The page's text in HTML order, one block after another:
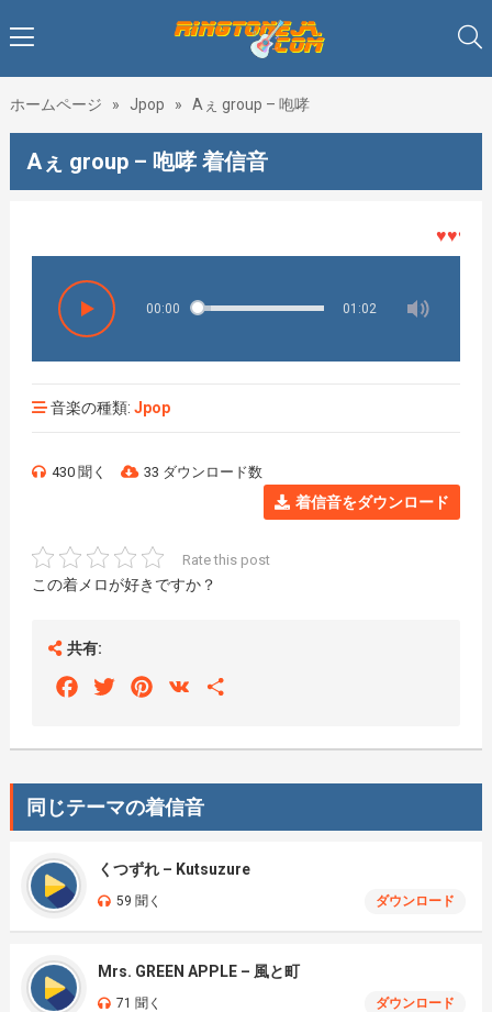
ホームページ » Jpop » Aぇ group – 咆哮
Aぇ group – 咆哮 着信音
♥♥♥着メ
00:00 01:02
音楽の種類: Jpop
430 聞く 33 ダウンロード数
着信音をダウンロード
Rate this post
この着メロが好きですか？
共有:
FacebookTwitterPinterest
VK
同じテーマの着信音
くつずれ – Kutsuzure
59 聞く ダウンロード
Mrs. GREEN APPLE – 風と町
71 聞く ダウンロード